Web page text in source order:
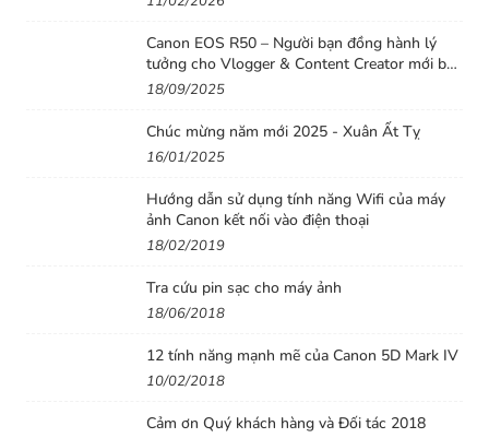
thống lấy nét tự động AiAF 9 điểm của Canon, tốt cho hầu hết
các đối tượng nhưng dễ bị nhầm lẫn bởi chi tiết tiền cảnh,
chân dung và lấy nét tự động vùng trung tâm với hai kích
thước khung hình khác nhau cho các đối tượng khó hơn.
Canon EOS R50 – Người bạn đồng hành lý
tưởng cho Vlogger & Content Creator mới bắt
đầu
18/09/2025
Chúc mừng năm mới 2025 - Xuân Ất Tỵ
16/01/2025
Hướng dẫn sử dụng tính năng Wifi của máy
ảnh Canon kết nối vào điện thoại
18/02/2019
Tra cứu pin sạc cho máy ảnh
18/06/2018
12 tính năng mạnh mẽ của Canon 5D Mark IV
10/02/2018
Cảm ơn Quý khách hàng và Đối tác 2018